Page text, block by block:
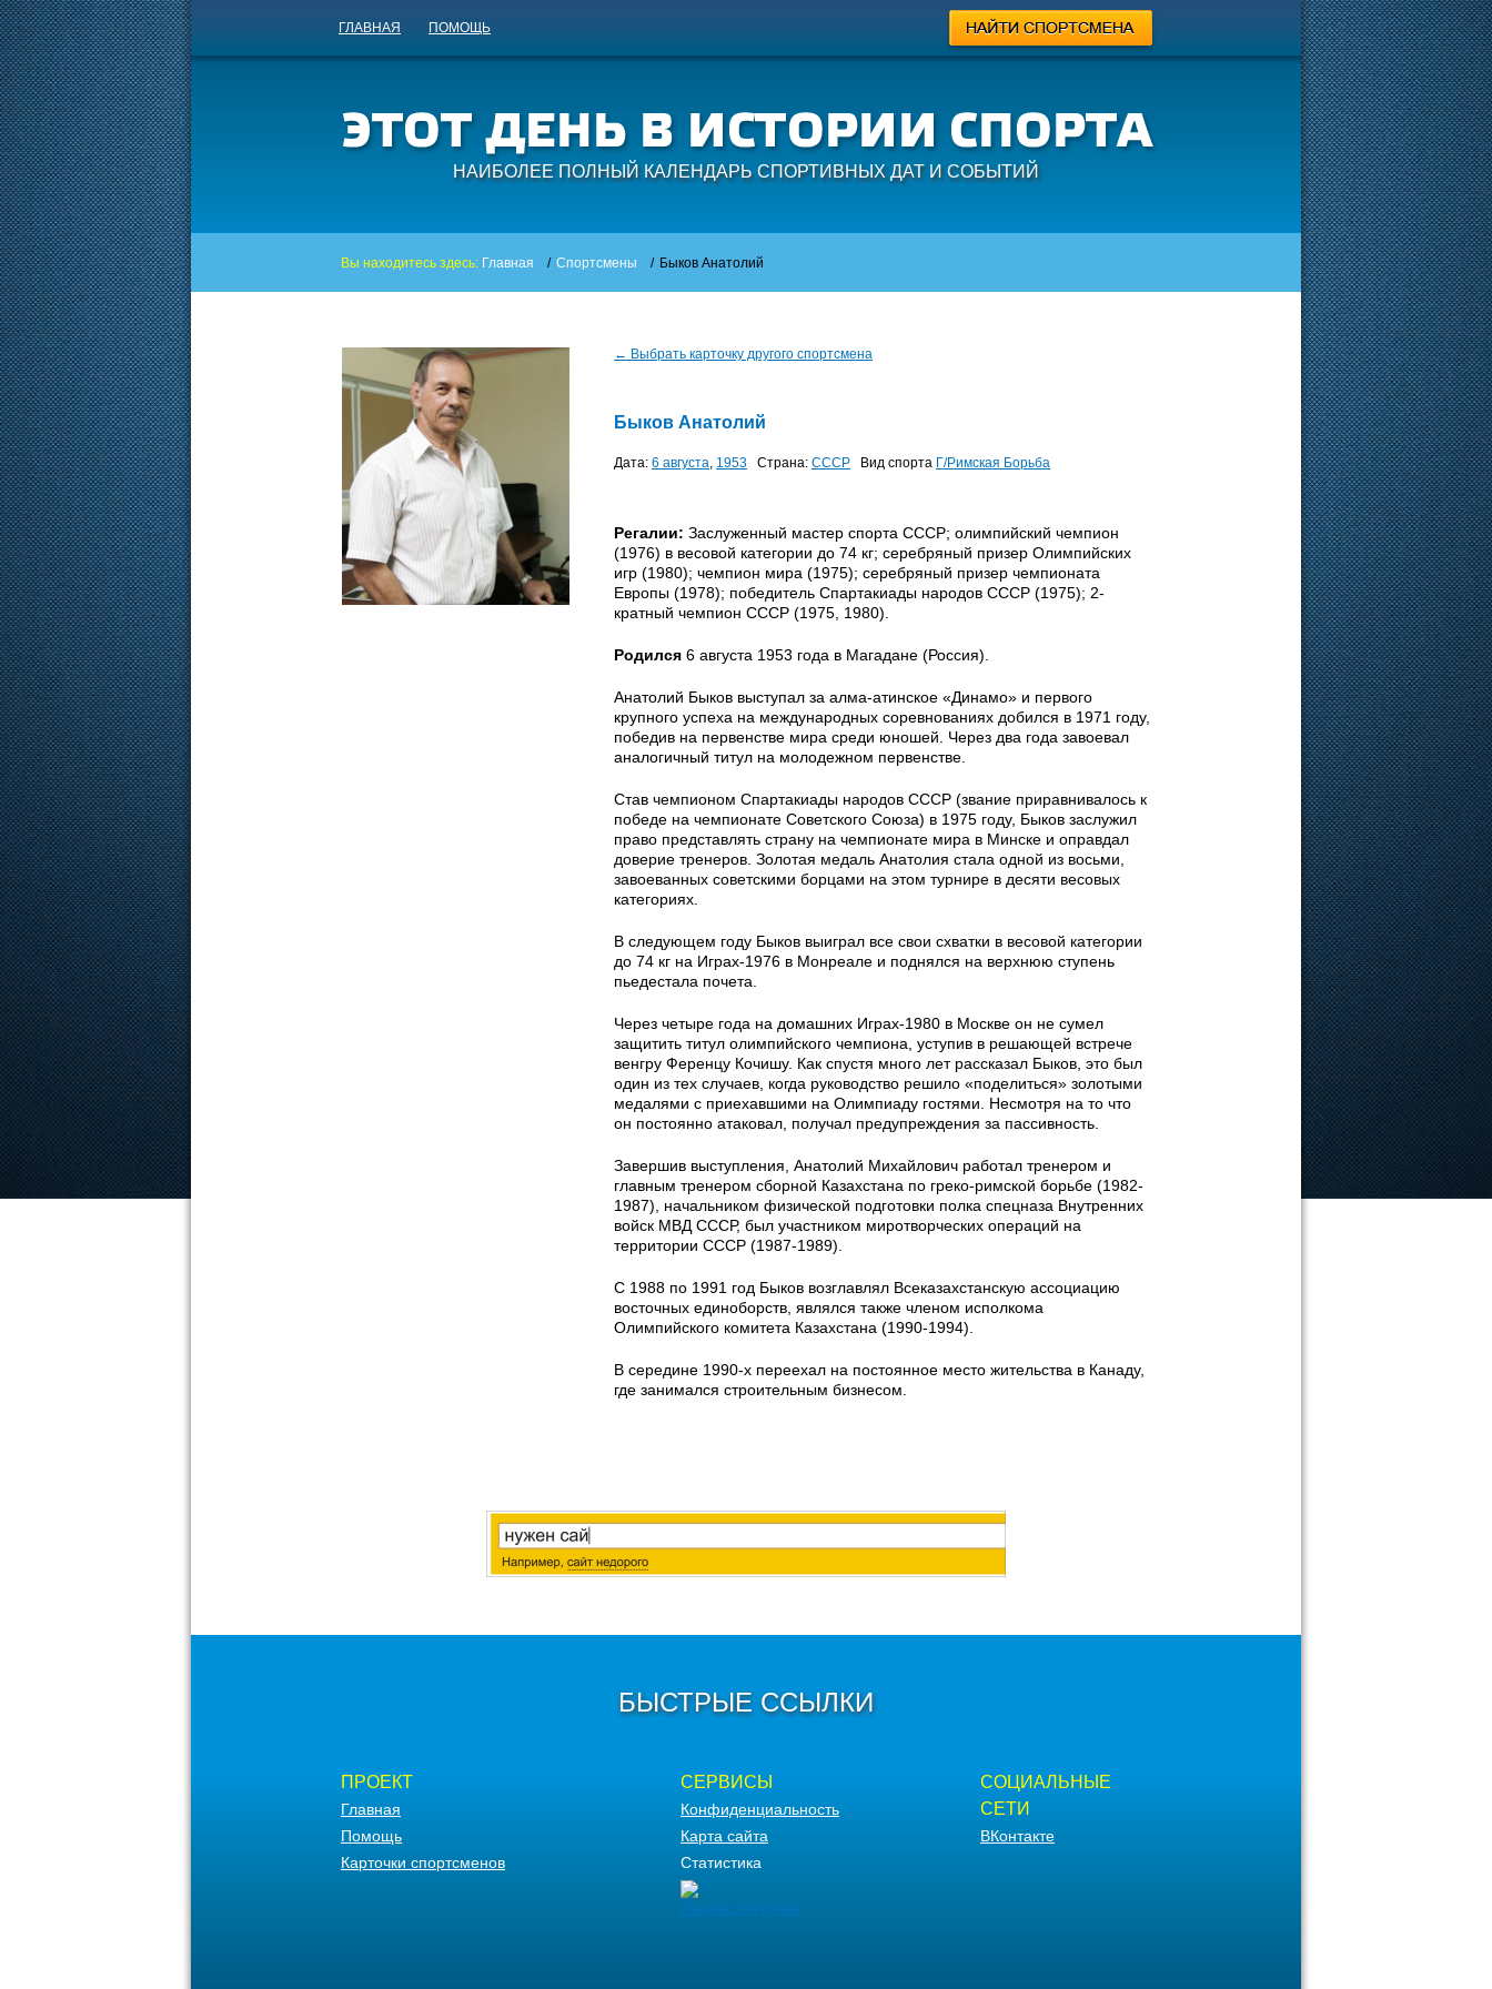
ГЛАВНАЯ ПОМОЩЬ
НАИБОЛЕЕ ПОЛНЫЙ КАЛЕНДАРЬ СПОРТИВНЫХ ДАТ И СОБЫТИЙ
Вы находитесь здесь: Главная / Спортсмены / Быков Анатолий
← Выбрать карточку другого спортсмена
Быков Анатолий
Дата: 6 августа, 1953 Страна: СССР Вид спорта Г/римская Борьба
Регалии: Заслуженный мастер спорта СССР; олимпийский чемпион
(1976) в весовой категории до 74 кг; серебряный призер Олимпийских
игр (1980); чемпион мира (1975); серебряный призер чемпионата
Европы (1978); победитель Спартакиады народов СССР (1975); 2-
кратный чемпион СССР (1975, 1980).
Родился 6 августа 1953 года в Магадане (Россия).
Анатолий Быков выступал за алма-атинское «Динамо» и первого
крупного успеха на международных соревнованиях добился в 1971 году,
победив на первенстве мира среди юношей. Через два года завоевал
аналогичный титул на молодежном первенстве.
Став чемпионом Спартакиады народов СССР (звание приравнивалось к
победе на чемпионате Советского Союза) в 1975 году, Быков заслужил
право представлять страну на чемпионате мира в Минске и оправдал
доверие тренеров. Золотая медаль Анатолия стала одной из восьми,
завоеванных советскими борцами на этом турнире в десяти весовых
категориях.
В следующем году Быков выиграл все свои схватки в весовой категории
до 74 кг на Играх-1976 в Монреале и поднялся на верхнюю ступень
пьедестала почета.
Через четыре года на домашних Играх-1980 в Москве он не сумел
защитить титул олимпийского чемпиона, уступив в решающей встрече
венгру Ференцу Кочишу. Как спустя много лет рассказал Быков, это был
один из тех случаев, когда руководство решило «поделиться» золотыми
медалями с приехавшими на Олимпиаду гостями. Несмотря на то что
он постоянно атаковал, получал предупреждения за пассивность.
Завершив выступления, Анатолий Михайлович работал тренером и
главным тренером сборной Казахстана по греко-римской борьбе (1982-
1987), начальником физической подготовки полка спецназа Внутренних
войск МВД СССР, был участником миротворческих операций на
территории СССР (1987-1989).
С 1988 по 1991 год Быков возглавлял Всеказахстанскую ассоциацию
восточных единоборств, являлся также членом исполкома
Олимпийского комитета Казахстана (1990-1994).
В середине 1990-х переехал на постоянное место жительства в Канаду,
где занимался строительным бизнесом.
БЫСТРЫЕ ССЫЛКИ
ПРОЕКТ
Главная
Помощь
Карточки спортсменов
СЕРВИСЫ
Конфиденциальность
Карта сайта
Статистика
СОЦИАЛЬНЫЕ
СЕТИ
ВКонтакте